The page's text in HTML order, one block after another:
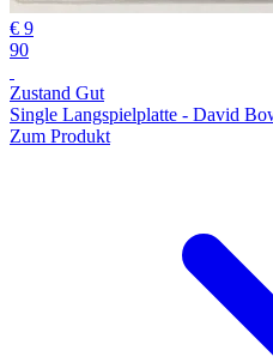
€ 9
90
Zustand Gut
Single Langspielplatte - David
Zum Produkt